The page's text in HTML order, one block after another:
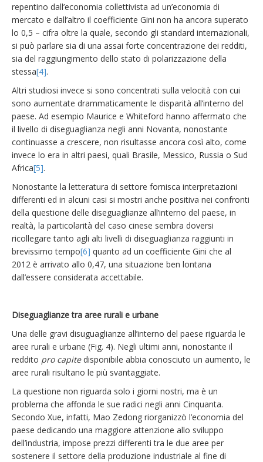
repentino dall’economia collettivista ad un’economia di
mercato e dall’altro il coefficiente Gini non ha ancora superato
lo 0,5 – cifra oltre la quale, secondo gli standard internazionali,
si può parlare sia di una assai forte concentrazione dei redditi,
sia del raggiungimento dello stato di polarizzazione della
stessa[4].
Altri studiosi invece si sono concentrati sulla velocità con cui
sono aumentate drammaticamente le disparità all’interno del
paese. Ad esempio Maurice e Whiteford hanno affermato che
il livello di diseguaglianza negli anni Novanta, nonostante
continuasse a crescere, non risultasse ancora così alto, come
invece lo era in altri paesi, quali Brasile, Messico, Russia o Sud
Africa[5].
Nonostante la letteratura di settore fornisca interpretazioni
differenti ed in alcuni casi si mostri anche positiva nei confronti
della questione delle diseguaglianze all’interno del paese, in
realtà, la particolarità del caso cinese sembra doversi
ricollegare tanto agli alti livelli di diseguaglianza raggiunti in
brevissimo tempo[6] quanto ad un coefficiente Gini che al
2012 è arrivato allo 0,47, una situazione ben lontana
dall’essere considerata accettabile.
Diseguaglianze tra aree rurali e urbane
Una delle gravi disuguaglianze all’interno del paese riguarda le
aree rurali e urbane (Fig. 4). Negli ultimi anni, nonostante il
reddito pro capitedisponibile abbia conosciuto un aumento, le
aree rurali risultano le più svantaggiate.
La questione non riguarda solo i giorni nostri, ma è un
problema che affonda le sue radici negli anni Cinquanta.
Secondo Xue, infatti, Mao Zedong riorganizzò l’economia del
paese dedicando una maggiore attenzione allo sviluppo
dell’industria, impose prezzi differenti tra le due aree per
sostenere il settore della produzione industriale al fine di